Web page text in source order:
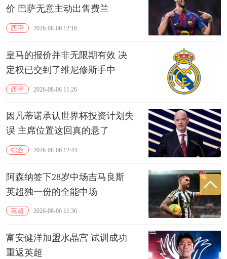
价 巴萨无意主动出售费兰
西甲 2026-08-06 12:16
皇马的报价并非无限期有效 决
定权已交到了维尼修斯手中
西甲 2026-08-06 11:26
因凡蒂诺承认世界杯投资计划失
误 主席位置这回真的悬了
综合 2026-08-06 12:44
阿森纳签下28岁中场吉马良斯
英超独一份的全能中场
英超 2026-08-06 11:36
富安健洋加盟水晶宫 试训成功
重返英超